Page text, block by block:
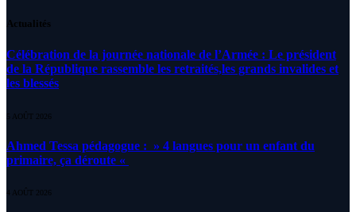
Actualités
Célébration de la journée nationale de l’Armée : Le président
de la République rassemble les retraités,les grands invalides et
les blessés
5 AOÛT 2026
Ahmed Tessa pédagogue : » 4 langues pour un enfant du
primaire, ça déroute «
4 AOÛT 2026